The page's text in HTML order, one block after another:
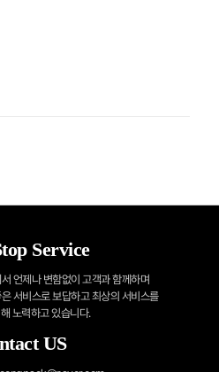
Service
언제나 변함없이 고객과 함께하며
서비스로 보답하고 최상의 서비스를
노력하고 있습니다.
US